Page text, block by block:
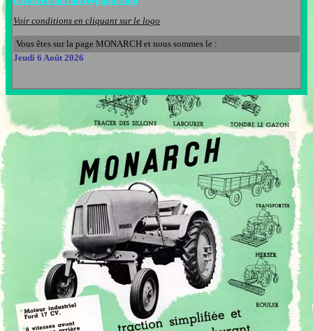
Voir conditions en cliquant sur le logo
Vous êtes sur la page MONARCH et nous sommes le :
Jeudi 6 Août 2026